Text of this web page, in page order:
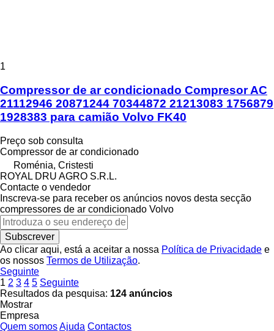
1
Compressor de ar condicionado Compresor AC
21112946 20871244 70344872 21213083 1756879
1928383 para camião Volvo FK40
Preço sob consulta
Compressor de ar condicionado
Roménia, Cristesti
ROYAL DRU AGRO S.R.L.
Contacte o vendedor
Inscreva-se para receber os anúncios novos desta secção
compressores de ar condicionado Volvo
Subscrever
Ao clicar aqui, está a aceitar a nossa Política de Privacidade e
os nossos Termos de Utilização.
Seguinte
1 2 3 4 5 Seguinte
Resultados da pesquisa: 124 anúncios
Mostrar
Empresa
Quem somosAjuda Contactos